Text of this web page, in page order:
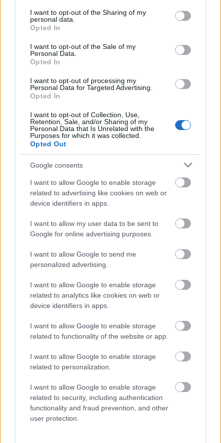
not limited to your visit or usage behaviour. You may click to
grant or deny consent to Google and its third-party tags to
use your data for below specified purposes in below Google
consent section.
I want to opt-out of the Sharing of my
personal data.
Opted In
I want to opt-out of the Sale of my
Personal Data.
Opted In
I want to opt-out of processing my
Personal Data for Targeted Advertising.
Opted In
I want to opt-out of Collection, Use,
Retention, Sale, and/or Sharing of my
Personal Data that Is Unrelated with the
Purposes for which it was collected.
Opted Out
Google consents
I want to allow Google to enable storage
related to advertising like cookies on web or
device identifiers in apps.
I want to allow my user data to be sent to
Google for online advertising purposes.
I want to allow Google to send me
personalized advertising.
I want to allow Google to enable storage
related to analytics like cookies on web or
device identifiers in apps.
I want to allow Google to enable storage
related to functionality of the website or app.
I want to allow Google to enable storage
related to personalization.
I want to allow Google to enable storage
related to security, including authentication
functionality and fraud prevention, and other
user protection.
Az EP-ről:
„Jött az ötletem, hogy kéne csinálni egy olyan
egymáshoz, egymásba folyva alkotnak egységet, de
értelmezhetők külön-külön is, viszont nem egy egész
csináltunk hasonlókat még az LP (ezekről itt
írtunk – a szerk). Viktornak tetszett az elképzelés,
kezdjük el kidolgozni. Ebből lett az első trekk, az
Machina, ami megadja az alaphagulatot. Ebből
folyunk bele aTransitionsbe (ez a most megjelenő
dal), ami egy tök más világot hoz ritmikában,
hangulatban, érzetben. A harmadikat még írjuk, de
az elképzelés az, hogy egy jóval őrlősebb, gyorsabb,
sötétebb technót készítünk.MODVS OPERAND
LVNATIKaz EP címe egyébként.”
Az új dalról:
„Transitionsmint átmenet, átváltozás… prózai
szinten az első és utolsó számokat összekötő